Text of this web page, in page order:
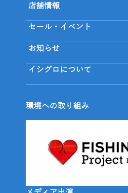
店舗情報
セール・イベント
お知らせ
イシグロについて
環境への取り組み